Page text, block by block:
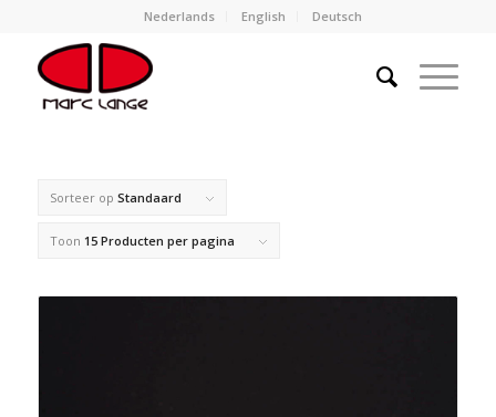
Nederlands English Deutsch
Sorteer op Standaard
Toon 15 Producten per pagina